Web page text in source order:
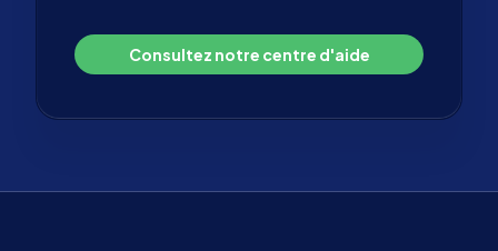
Consultez notre centre d'aide